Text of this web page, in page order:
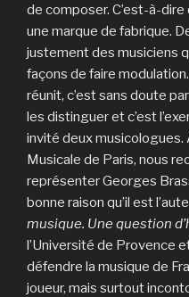
de composer. C’est-à-
une marque de fabrique.
justement des musiciens
façons de faire
réunit, c’est sans doute
les distinguer et c’est
invité deux musicologues.
Musicale de Paris, nous
représenter Georges
bonne raison qu’il est
musique. Une question
l’Université de Provence
défendre la musique de
joueur, mais surtout